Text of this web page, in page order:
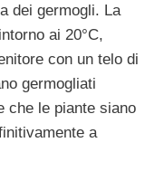
dei germogli. La
ai 20°C,
con un telo di
germogliati
che le piante siano
a